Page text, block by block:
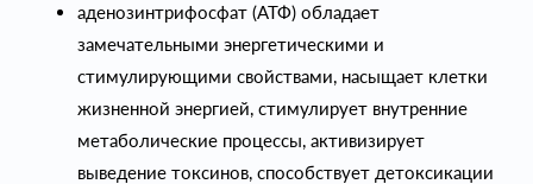
аденозинтрифосфат (АТФ) обладает
замечательными энергетическими и
стимулирующими свойствами, насыщает клетки
жизненной энергией, стимулирует внутренние
метаболические процессы, активизирует
выведение токсинов, способствует детоксикации